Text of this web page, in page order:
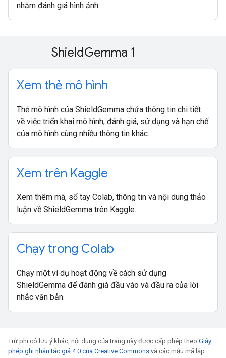
nhằm đánh giá hình ảnh.
ShieldGemma 1
Xem thẻ mô hình
Thẻ mô hình của ShieldGemma chứa thông tin chi tiết
về việc triển khai mô hình, đánh giá, sử dụng và hạn chế
của mô hình cùng nhiều thông tin khác.
Xem trên Kaggle
Xem thêm mã, sổ tay Colab, thông tin và nội dung thảo
luận về ShieldGemma trên Kaggle.
Chạy trong Colab
Chạy một ví dụ hoạt động về cách sử dụng
ShieldGemma để đánh giá đầu vào và đầu ra của lời
nhắc văn bản.
Trừ phi có lưu ý khác, nội dung của trang này được cấp phép theo Giấy
phép ghi nhận tác giả 4.0 của Creative Commons và các mẫu mã lập